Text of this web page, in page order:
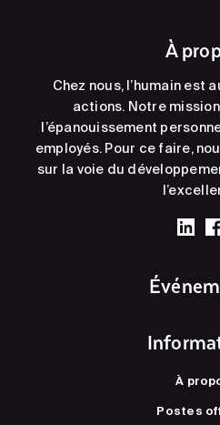
À
Chez nous, l’humain
actions. Notre
l’épanouissement
employés. Pour ce faire,
sur la voie du
À
Postes